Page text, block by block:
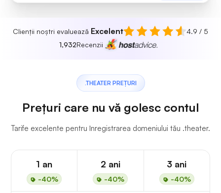
Clienții noștri evaluează Excelent
4.9 / 5
1,932Recenzii
.THEATER PREȚURI
Prețuri care nu vă golesc contul
Tarife excelente pentru înregistrarea domeniului tău .theater.
1 an
-40%
2 ani
-40%
3 ani
-40%